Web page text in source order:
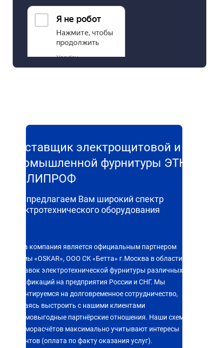
Поставщик электрощитовой и
промышленной фурнитуры ЭТК
ПОЛИПРОФ
Мы предлагаем Вам широкий спектр
электротехнического оборудования
Наша компания является официальным партнером
фирмы «OSKAR», ООО СК «Бетта» г.Москва в области
поставок электротехнической фурнитуры различных
модификаций на предприятия России и СНГ. Мы
ориентируемся на долговременное сотрудничество,
стараясь выстроить с нашими клиентами
взаимовыгодные партнёрские отношения. Наши схемы
взаиморасчётов максимально учитывают интересы
клиентов (оплата по факту оказания услуг).